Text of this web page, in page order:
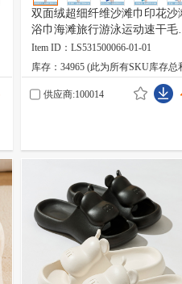
双面绒超细纤维沙滩巾印花沙
浴巾海滩旅行游泳运动速干毛
80*160cm
Item ID：LS531500066-01-01
库存：34965 (此为所有SKU库存总
供应商:100014